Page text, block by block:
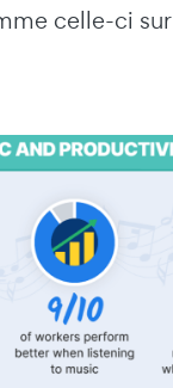
celle-ci sur